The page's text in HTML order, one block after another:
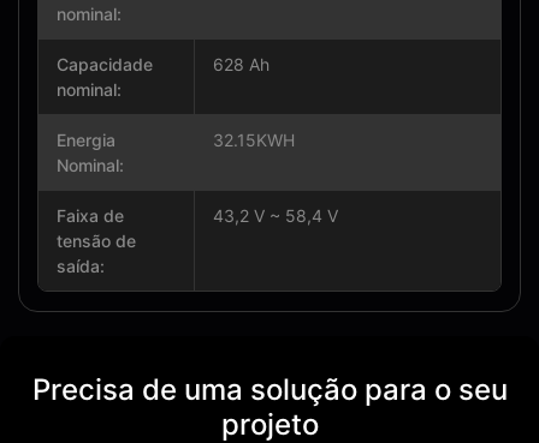
nominal:
Capacidade
nominal:
628 Ah
Energia
Nominal:
32.15KWH
Faixa de
tensão de
saída:
43,2 V ~ 58,4 V
Precisa de uma solução para o seu
projeto